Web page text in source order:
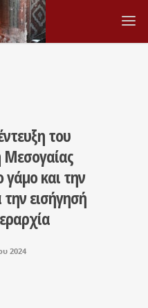
του
γάμο και την
την εισήγησή
2024